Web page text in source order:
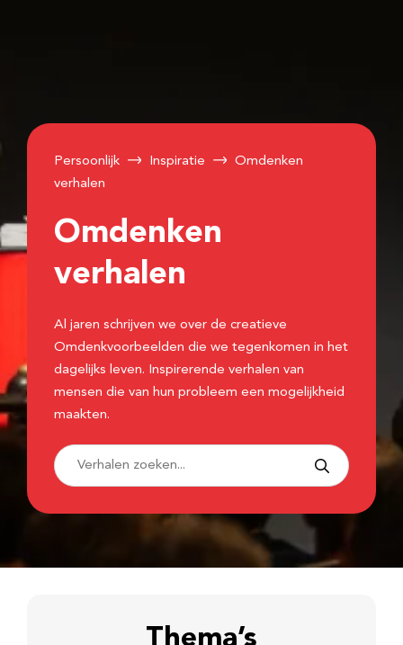
Persoonlijk Inspiratie
Omdenken
verhalen
Omdenken
verhalen
Al jaren schrijven we over de creatieve
Omdenkvoorbeelden die we tegenkomen in het
dagelijks leven. Inspirerende verhalen van
mensen die van hun probleem een mogelijkheid
maakten.